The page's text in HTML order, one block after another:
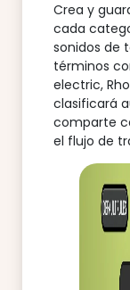
Crea y
cada
sonidos de
términos
electric,
clasificará
comparte
el flujo de